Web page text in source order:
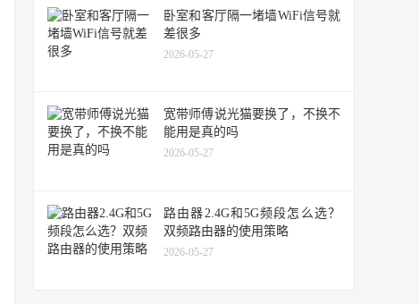
卧室和客厅隔一堵墙WiFi信号就
差很多
2026-05-27
宽带师傅说光猫要换了，不换不
能用是真的吗
2026-05-27
路由器2.4G和5G频段怎么选？
双频路由器的使用策略
2026-05-27